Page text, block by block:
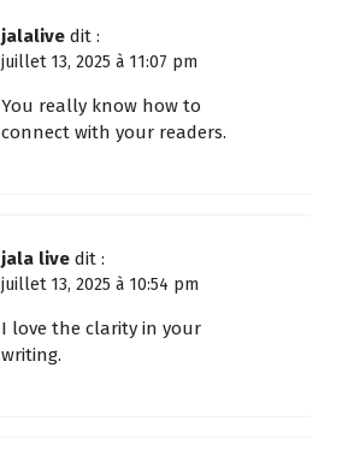
jalalive dit :
juillet 13, 2025 à 11:07 pm
You really know how to
connect with your readers.
jala live dit :
juillet 13, 2025 à 10:54 pm
I love the clarity in your
writing.